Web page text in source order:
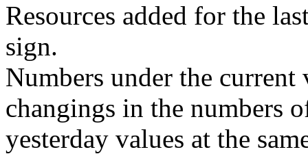
Resources added for the
sign.
Numbers under the
changings in the numbers
yesterday values at the